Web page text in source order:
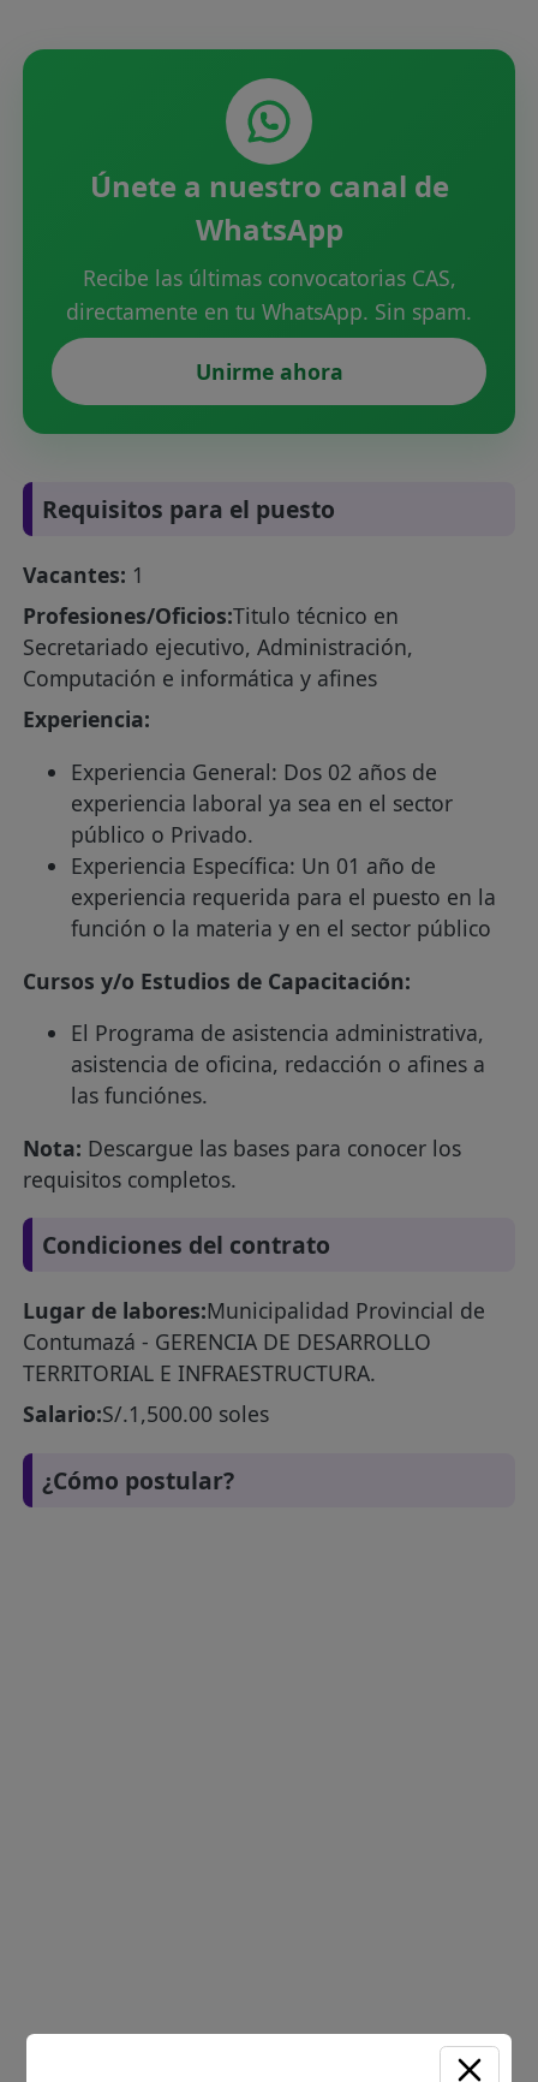
Únete a nuestro canal de
WhatsApp
Recibe las últimas convocatorias CAS,
directamente en tu WhatsApp. Sin spam.
Unirme ahora
Requisitos para el puesto
Vacantes: 1
Profesiones/Oficios:Titulo técnico en
Secretariado ejecutivo, Administración,
Computación e informática y afines
Experiencia:
Experiencia General: Dos 02 años de
experiencia laboral ya sea en el sector
público o Privado.
Experiencia Específica: Un 01 año de
experiencia requerida para el puesto en la
función o la materia y en el sector público
Cursos y/o Estudios de Capacitación:
El Programa de asistencia administrativa,
asistencia de oficina, redacción o afines a
las funciónes.
Nota: Descargue las bases para conocer los
requisitos completos.
Condiciones del contrato
Lugar de labores:Municipalidad Provincial de
Contumazá - GERENCIA DE DESARROLLO
TERRITORIAL E INFRAESTRUCTURA.
Salario:S/.1,500.00 soles
¿Cómo postular?